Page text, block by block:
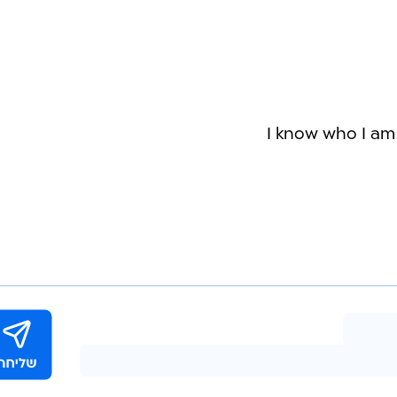
I know who I